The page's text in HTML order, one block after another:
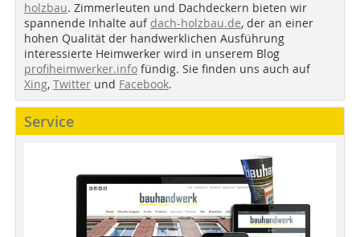
holzbau. Zimmerleuten und Dachdeckern bieten wir
spannende Inhalte auf dach-holzbau.de, der an einer
hohen Qualität der handwerklichen Ausführung
interessierte Heimwerker wird in unserem Blog
profiheimwerker.info fündig. Sie finden uns auch auf
Xing, Twitter und Facebook.
Service